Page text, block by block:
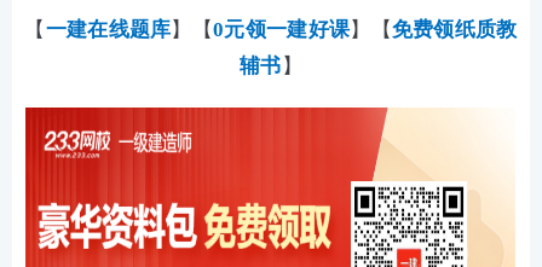
【 一建在线题库】【0元领一建好课】【免费领纸质教
辅书 】